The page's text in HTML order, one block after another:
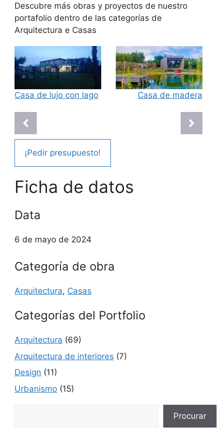
Descubre más obras y proyectos de nuestro
portafolio dentro de las categorías de
Arquitectura e Casas
Casa de lujo con lago Casa de madera
¡Pedir presupuesto!
Ficha de datos
Data
6 de mayo de 2024
Categoría de obra
Arquitectura, Casas
Categorías del Portfolio
Arquitectura (69)
Arquitectura de interiores (7)
Design (11)
Urbanismo (15)
Procurar